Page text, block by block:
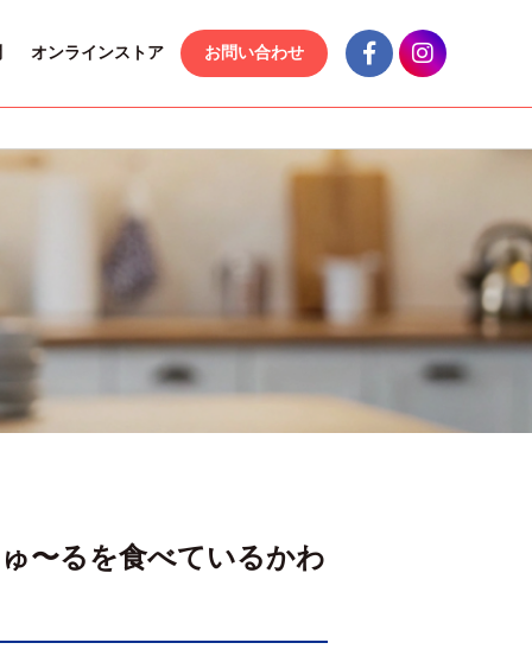
オンラインストア お問い合わせ
〜るを食べているかわ